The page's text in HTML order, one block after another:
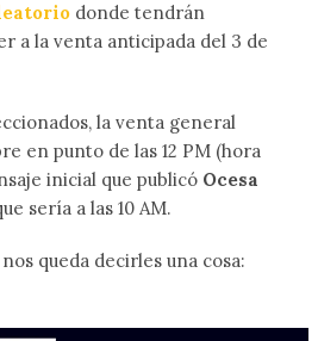
donde tendrán
a la venta anticipada del 3 de
la venta general
en punto de las 12 PM (hora
inicial que publicó Ocesa
sería a las 10 AM.
queda decirles una cosa: